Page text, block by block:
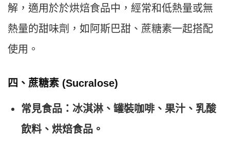
解，適用於於烘焙食品中，經常和低熱量或無
熱量的甜味劑，如阿斯巴甜、蔗糖素一起搭配
使用。
四、蔗糖素 (Sucralose)
常見食品：冰淇淋、罐裝咖啡、果汁、乳酸
飲料、烘焙食品。